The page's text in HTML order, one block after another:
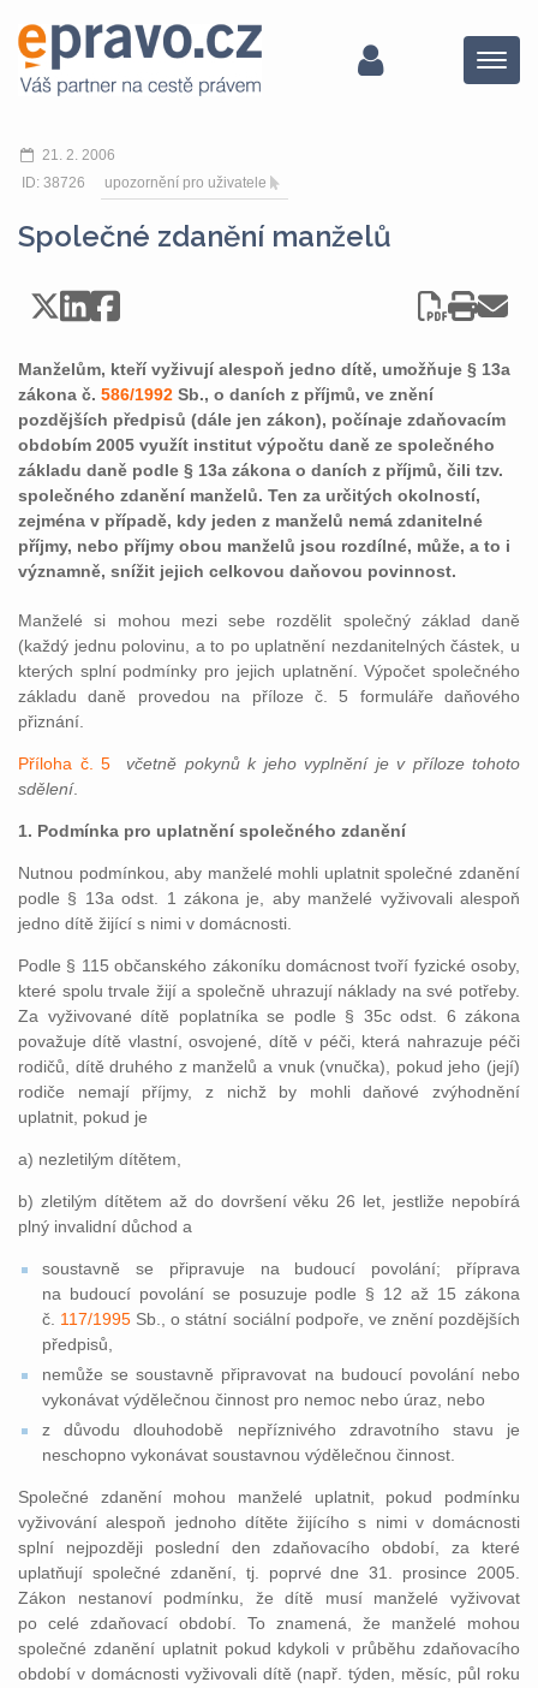
Menu
21. 2. 2006
ID: 38726
upozornění pro uživatele
Společné zdanění manželů
Manželům, kteří vyživují alespoň jedno dítě, umožňuje § 13a
zákona č. 586/1992 Sb., o daních z příjmů, ve znění
pozdějších předpisů (dále jen zákon), počínaje zdaňovacím
obdobím 2005 využít institut výpočtu daně ze společného
základu daně podle § 13a zákona o daních z příjmů, čili tzv.
společného zdanění manželů. Ten za určitých okolností,
zejména v případě, kdy jeden z manželů nemá zdanitelné
příjmy, nebo příjmy obou manželů jsou rozdílné, může, a to i
významně, snížit jejich celkovou daňovou povinnost.
Manželé si mohou mezi sebe rozdělit společný základ daně
(každý jednu polovinu, a to po uplatnění nezdanitelných částek, u
kterých splní podmínky pro jejich uplatnění. Výpočet společného
základu daně provedou na příloze č. 5 formuláře daňového
přiznání.
Příloha č. 5
včetně pokynů k jeho vyplnění je v příloze tohoto
sdělení.
1. Podmínka pro uplatnění společného zdanění
Nutnou podmínkou, aby manželé mohli uplatnit společné zdanění
podle § 13a odst. 1 zákona je, aby manželé vyživovali alespoň
jedno dítě žijící s nimi v domácnosti.
Podle § 115 občanského zákoníku domácnost tvoří fyzické osoby,
které spolu trvale žijí a společně uhrazují náklady na své potřeby.
Za vyživované dítě poplatníka se podle § 35c odst. 6 zákona
považuje dítě vlastní, osvojené, dítě v péči, která nahrazuje péči
rodičů, dítě druhého z manželů a vnuk (vnučka), pokud jeho (její)
rodiče nemají příjmy, z nichž by mohli daňové zvýhodnění
uplatnit, pokud je
a) nezletilým dítětem,
b) zletilým dítětem až do dovršení věku 26 let, jestliže nepobírá
plný invalidní důchod a
soustavně se připravuje na budoucí povolání; příprava
na budoucí povolání se posuzuje podle § 12 až 15 zákona
č. 117/1995 Sb., o státní sociální podpoře, ve znění pozdějších
předpisů,
nemůže se soustavně připravovat na budoucí povolání nebo
vykonávat výdělečnou činnost pro nemoc nebo úraz, nebo
z důvodu dlouhodobě nepříznivého zdravotního stavu je
neschopno vykonávat soustavnou výdělečnou činnost.
Společné zdanění mohou manželé uplatnit, pokud podmínku
vyživování alespoň jednoho dítěte žijícího s nimi v domácnosti
splní nejpozději poslední den zdaňovacího období, za které
uplatňují společné zdanění, tj. poprvé dne 31. prosince 2005.
Zákon nestanoví podmínku, že dítě musí manželé vyživovat
po celé zdaňovací období. To znamená, že manželé mohou
společné zdanění uplatnit pokud kdykoli v průběhu zdaňovacího
období v domácnosti vyživovali dítě (např. týden, měsíc, půl roku